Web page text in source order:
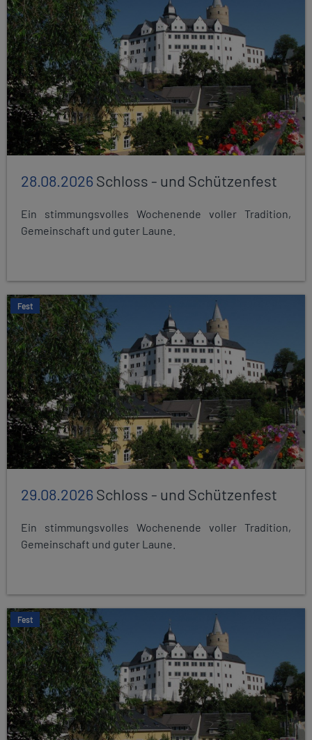
28.08.2026Schloss - und Schützenfest
Ein stimmungsvolles Wochenende voller Tradition,
Gemeinschaft und guter Laune.
Fest
29.08.2026Schloss - und Schützenfest
Ein stimmungsvolles Wochenende voller Tradition,
Gemeinschaft und guter Laune.
Fest